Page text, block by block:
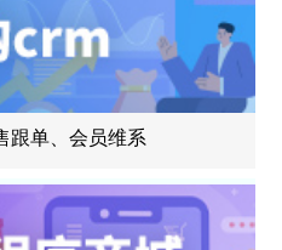
跟单、会员维系